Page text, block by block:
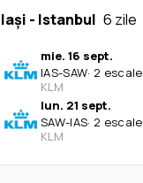
Iași - Istanbul 6 zile
mie. 16 sept.
IAS-SAW· 2 escale
KLM
lun. 21 sept.
SAW-IAS· 2 escale
KLM